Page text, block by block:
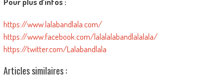
https://www.lalabandlala.com/
https://www.facebook.com/lalalalabandlalalala/
https://twitter.com/Lalabandlala
Articles similaires :